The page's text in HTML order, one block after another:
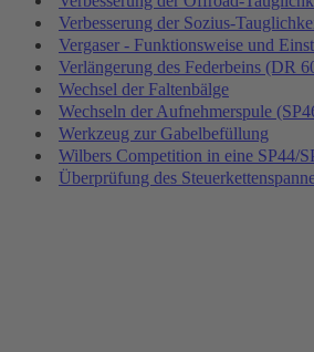
Verbesserung der Sozius-
Vergaser - Funktionsweise und
Verlängerung des Federbeins (DR
Wechsel der Faltenbälge
Wechseln der Aufnehmerspule
Werkzeug zur Gabelbefüllung
Wilbers Competition in eine SP44/
Überprüfung des